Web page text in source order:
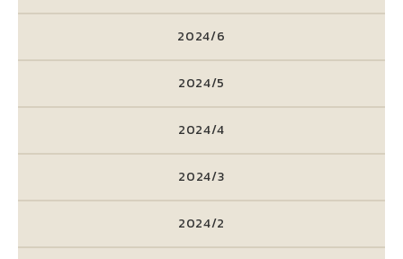
2024/6
2024/5
2024/4
2024/3
2024/2